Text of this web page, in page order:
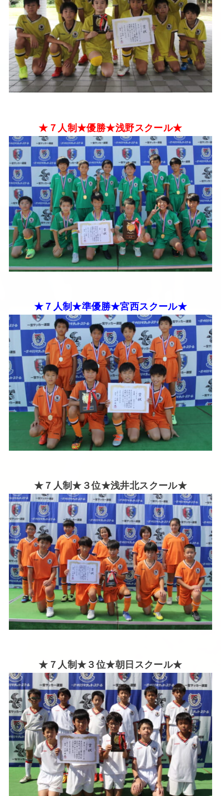
★７人制★優勝★浅野スクール★
★７人制★準優勝★宮西スクール★
★７人制★３位★浅井北スクール★
★７人制★３位★朝日 スクール★